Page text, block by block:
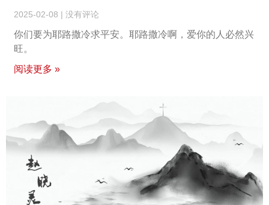
2025-02-08 没有评论
你们要为耶路撒冷求平安。耶路撒冷啊，爱你的人必然兴
旺。
阅读更多 »